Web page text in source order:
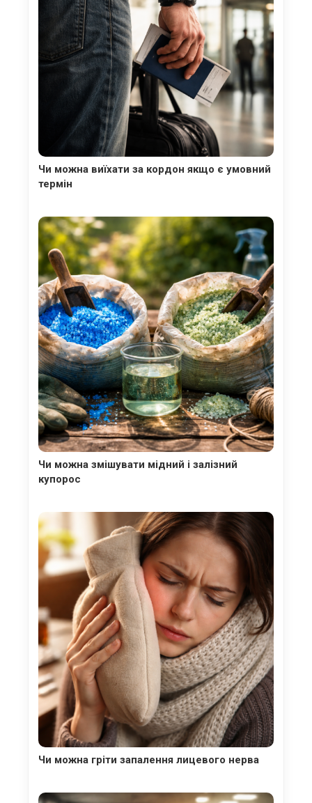
Чи можна виїхати за кордон якщо є умовний
термін
Чи можна змішувати мідний і залізний
купорос
Чи можна гріти запалення лицевого нерва